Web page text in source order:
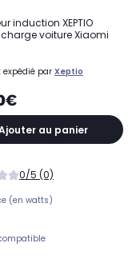
induction XEPTIO
voiture Xiaomi
expédié par Xeptio
au panier
0/5 (0)
(en watts)